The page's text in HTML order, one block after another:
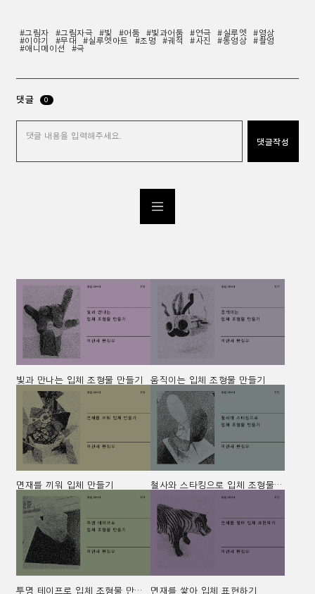
#그림자 #그림자극 #빛 #어둠 #빛과어둠 #연극 #실루엣
#영상
#이야기
#무대 #실루엣아트 #조명 #궤적 #사진 #동영상
#촬영
#애니메이션
#극
댓글 0
빛과 만나는 입체 조형물 만들기 움직이는 입체 조형물 만들기
면재를 끼워 입체 만들기 철사와 스타킹으로 입체 조형물 만들기
투명 테이프로 입체 조형물 만들기 면재를 쌓아 입체 표현하기